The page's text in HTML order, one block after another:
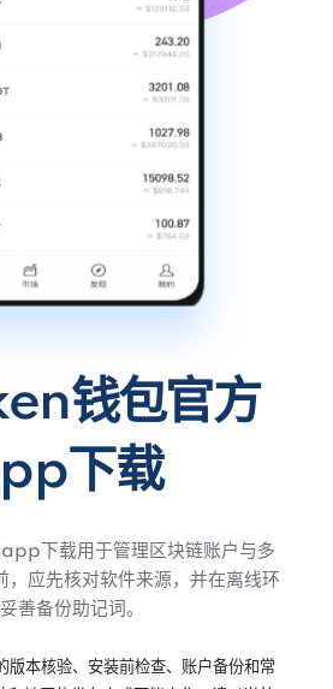
钱包官方
下载
下载用于管理区块链账户与多
，应先核对软件来源，并在离线环
善备份助记词。
本核验、安装前检查、账户备份和常